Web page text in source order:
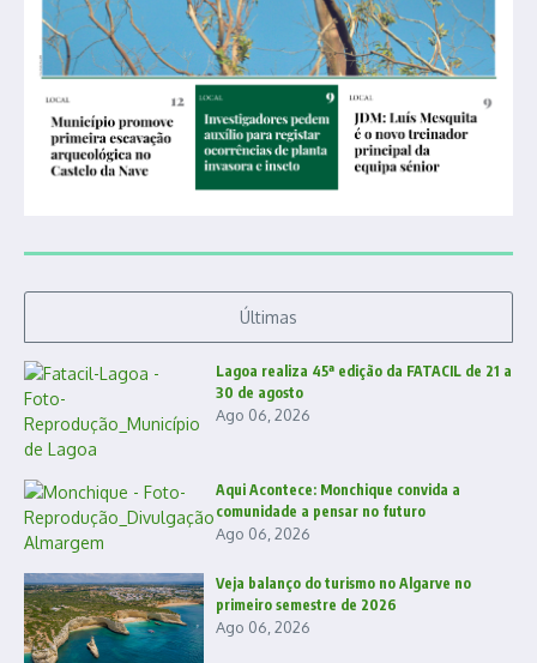
Últimas
Lagoa realiza 45ª edição da FATACIL de 21 a
30 de agosto
Ago 06, 2026
Aqui Acontece: Monchique convida a
comunidade a pensar no futuro
Ago 06, 2026
Veja balanço do turismo no Algarve no
primeiro semestre de 2026
Ago 06, 2026